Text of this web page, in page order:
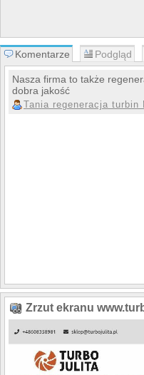
Komentarze Podgląd
Nasza firma to także
dobra jakość
Tania regeneracja turbin
Zrzut ekranu